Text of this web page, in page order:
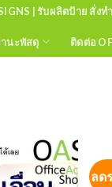
| รับผลิตป้าย สั่ง
นะพัสดุ ติดต่อ
ลด